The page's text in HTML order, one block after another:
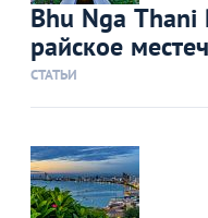
Bhu Nga
райское
СТАТЬИ